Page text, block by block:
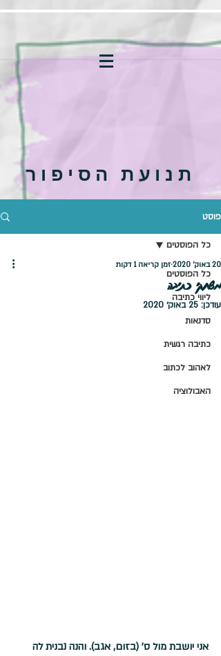
תנועת הסיפור
פוסט
כל הפוסטים
ליווי כתיבה
סדנאות
כתיבה רגשית
לאהוב לכתוב
האבולוציה
כל הפוסטים
משחקי כתיבה
20 באוק׳ 2020 זמן קריאה 1 דקות
עודכן: 25 באוק׳ 2020
אני יושבת מול ס' (בזום, אגב). והנה נבנית לה